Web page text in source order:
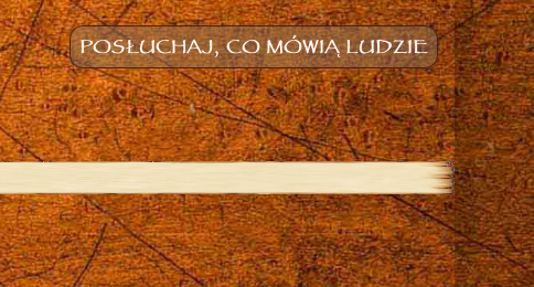
POSŁUCHAJ, CO MÓWIĄ LUDZIE